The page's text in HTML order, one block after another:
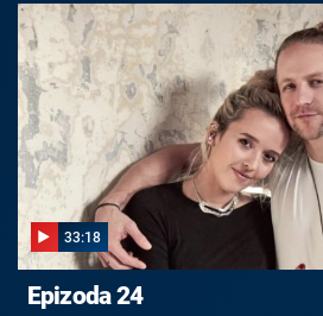
33:18
Epizoda 24